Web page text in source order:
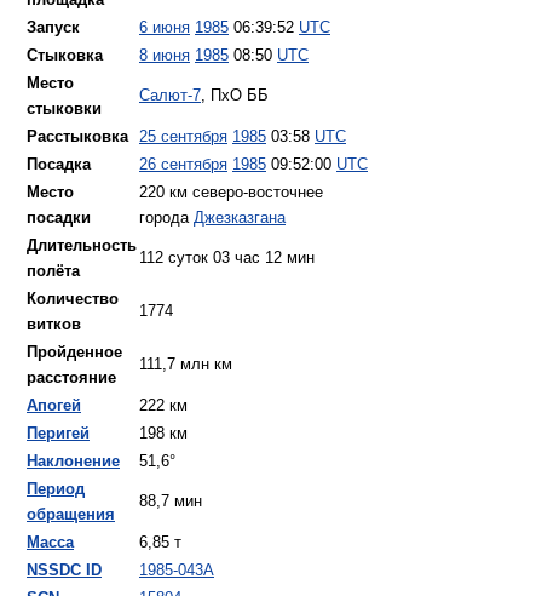
Запуск 6 июня 1985 06:39:52 UTC
Стыковка
8 июня 1985 08:50 UTC
Место
стыковки
Салют-7, ПхО ББ
Расстыковка 25 сентября 1985 03:58 UTC
Посадка
26 сентября 1985 09:52:00 UTC
Место
посадки
220 км северо-восточнее
города Джезказгана
Длительность
полёта
112 суток 03 час 12 мин
Количество
витков
1774
Пройденное
расстояние
111,7 млн км
Апогей
222 км
Перигей
198 км
Наклонение
51,6°
Период
обращения
88,7 мин
Масса
6,85 т
NSSDC ID
1985-043A